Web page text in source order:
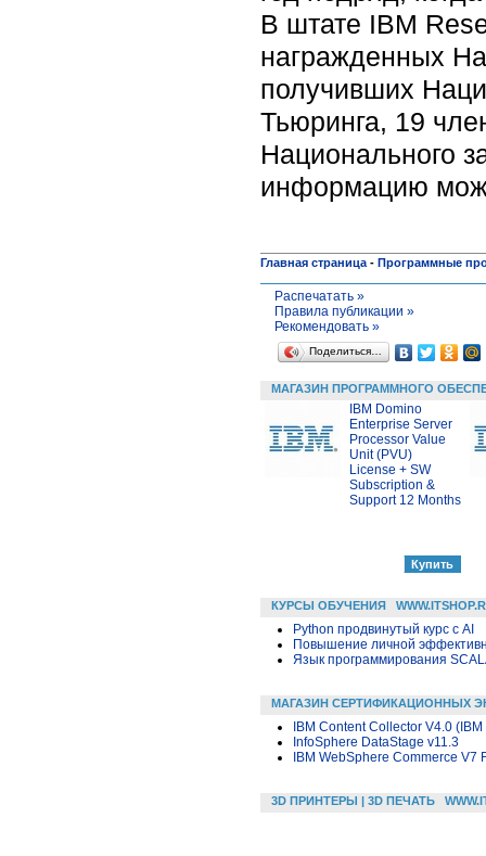
В штате IBM
награжденных
получивших
Тьюринга, 19
Национального
информацию
Главная страница - Программные
Распечатать »
Правила публикации »
Рекомендовать »
Поделиться…
МАГАЗИН ПРОГРАММНОГО
IBM Domino
Enterprise Server
Processor Value
Unit (PVU)
License + SW
Subscription &
Support 12 Months
КУРСЫ ОБУЧЕНИЯ
Python продвинутый курс с AI
Повышение личной
Язык программирования
МАГАЗИН СЕРТИФИКАЦИОННЫХ
IBM Content Collector V4.0
InfoSphere DataStage v11.3
IBM WebSphere Commerce V7
3D ПРИНТЕРЫ | 3D ПЕЧАТЬ